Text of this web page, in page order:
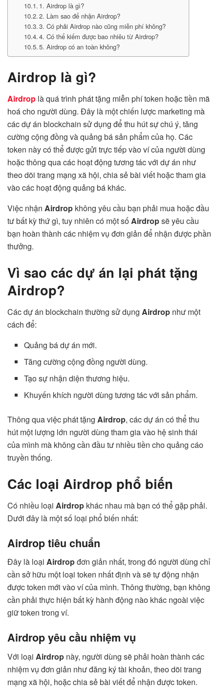
1. Airdrop là gì?
2. Làm sao để nhận Airdrop?
3. Có phải Airdrop nào cũng miễn phí không?
4. Có thể kiếm được bao nhiêu từ Airdrop?
5. Airdrop có an toàn không?
Airdrop là gì?
Airdrop là quá trình phát tặng miễn phí token hoặc tiền mã
hoá cho người dùng. Đây là một chiến lược marketing mà
các dự án blockchain sử dụng để thu hút sự chú ý, tăng
cường cộng đồng và quảng bá sản phẩm của họ. Các
token này có thể được gửi trực tiếp vào ví của người dùng
hoặc thông qua các hoạt động tương tác với dự án như
theo dõi trang mạng xã hội, chia sẻ bài viết hoặc tham gia
vào các hoạt động quảng bá khác.
Việc nhận Airdrop không yêu cầu bạn phải mua hoặc đầu
tư bất kỳ thứ gì, tuy nhiên có một số Airdropsẽ yêu cầu
bạn hoàn thành các nhiệm vụ đơn giản để nhận được phần
thưởng.
Vì sao các dự án lại phát tặng
Airdrop?
Các dự án blockchain thường sử dụng Airdrop như một
cách để:
Quảng bá dự án mới.
Tăng cường cộng đồng người dùng.
Tạo sự nhận diện thương hiệu.
Khuyến khích người dùng tương tác với sản phẩm.
Thông qua việc phát tặng Airdrop, các dự án có thể thu
hút một lượng lớn người dùng tham gia vào hệ sinh thái
của mình mà không cần đầu tư nhiều tiền cho quảng cáo
truyền thống.
Các loại Airdrop phổ biến
Có nhiều loại Airdrop khác nhau mà bạn có thể gặp phải.
Dưới đây là một số loại phổ biến nhất:
Airdrop tiêu chuẩn
Đây là loại Airdropđơn giản nhất, trong đó người dùng chỉ
cần sở hữu một loại token nhất định và sẽ tự động nhận
được token mới vào ví của mình. Thông thường, bạn không
cần phải thực hiện bất kỳ hành động nào khác ngoài việc
giữ token trong ví.
Airdrop yêu cầu nhiệm vụ
Với loại Airdrop này, người dùng sẽ phải hoàn thành các
nhiệm vụ đơn giản như đăng ký tài khoản, theo dõi trang
mạng xã hội, hoặc chia sẻ bài viết để nhận được token.